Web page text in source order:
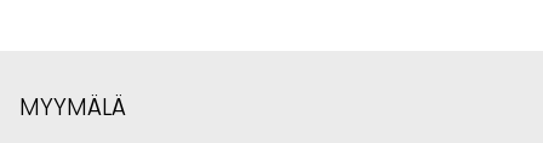
MYYMÄLÄ